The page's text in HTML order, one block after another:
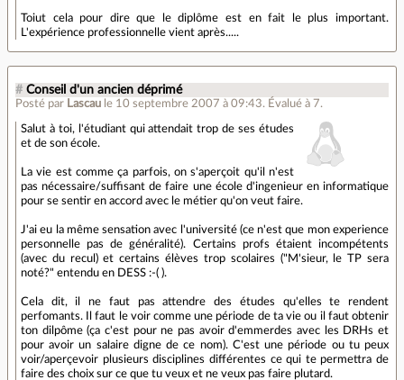
Toiut cela pour dire que le diplôme est en fait le plus important.
L'expérience professionnelle vient après.....
# Conseil d'un ancien déprimé
Posté par Lascau le 10 septembre 2007 à 09:43. Évalué à 7.
Salut à toi, l'étudiant qui attendait trop de ses études
et de son école.
La vie est comme ça parfois, on s'aperçoit qu'il n'est
pas nécessaire/suffisant de faire une école d'ingenieur en informatique
pour se sentir en accord avec le métier qu'on veut faire.
J'ai eu la même sensation avec l'université (ce n'est que mon experience
personnelle pas de généralité). Certains profs étaient incompétents
(avec du recul) et certains élèves trop scolaires ("M'sieur, le TP sera
noté?" entendu en DESS :-( ).
Cela dit, il ne faut pas attendre des études qu'elles te rendent
perfomants. Il faut le voir comme une période de ta vie ou il faut obtenir
ton dilpôme (ça c'est pour ne pas avoir d'emmerdes avec les DRHs et
pour avoir un salaire digne de ce nom). C'est une période ou tu peux
voir/aperçevoir plusieurs disciplines différentes ce qui te permettra de
faire des choix sur ce que tu veux et ne veux pas faire plutard.